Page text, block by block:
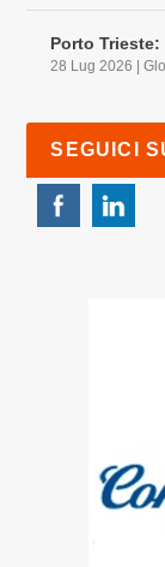
Porto Trieste:
28 Lug 2026 |
SEGUICI